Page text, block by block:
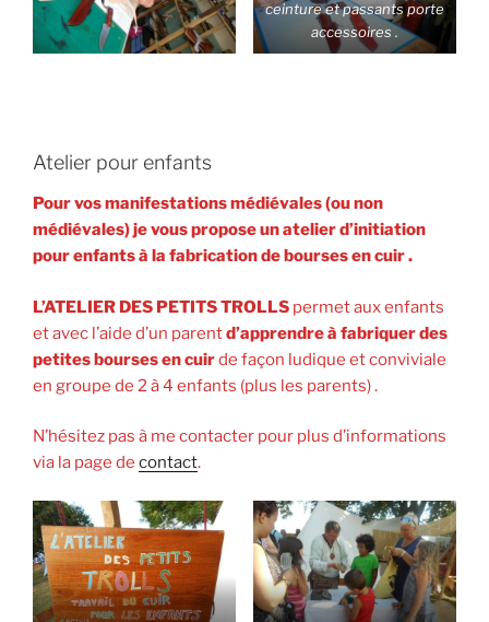
ceinture et passants porte
accessoires .
Atelier pour enfants
Pour vos manifestations médiévales (ou non
médiévales) je vous propose un atelier d’initiation
pour enfants à la fabrication de bourses en cuir .
L’ATELIER DES PETITS TROLLS permet aux enfants
et avec l’aide d’un parentd’apprendre à fabriquer des
petites bourses en cuirde façon ludique et conviviale
en groupe de 2 à 4 enfants (plus les parents) .
N’hésitez pas à me contacter pour plus d’informations
via la page de contact.